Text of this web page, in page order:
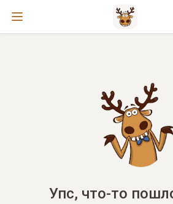
Упс, что-то